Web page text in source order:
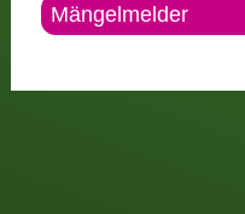
Mängelmelder